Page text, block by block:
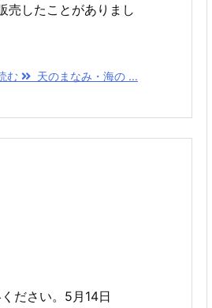
売したことがありまし
む 天のまなみ・海の ...
ださい。5月14日